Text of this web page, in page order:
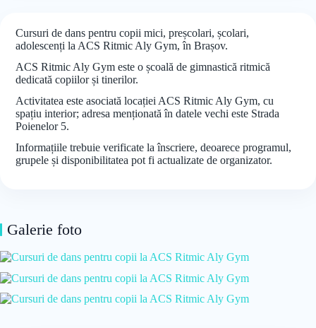
Cursuri de dans pentru copii mici, preșcolari, școlari,
adolescenți la ACS Ritmic Aly Gym, în Brașov.
ACS Ritmic Aly Gym este o școală de gimnastică ritmică
dedicată copiilor și tinerilor.
Activitatea este asociată locației ACS Ritmic Aly Gym, cu
spațiu interior; adresa menționată în datele vechi este Strada
Poienelor 5.
Informațiile trebuie verificate la înscriere, deoarece programul,
grupele și disponibilitatea pot fi actualizate de organizator.
Galerie foto